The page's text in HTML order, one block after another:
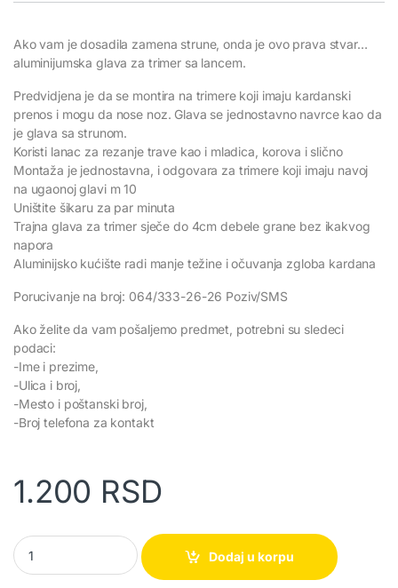
Ako vam je dosadila zamena strune, onda je ovo prava stvar…
aluminijumska glava za trimer sa lancem.
Predvidjena je da se montira na trimere koji imaju kardanski
prenos i mogu da nose noz. Glava se jednostavno navrce kao da
je glava sa strunom.
Koristi lanac za rezanje trave kao i mladica, korova i slično
Montaža je jednostavna, i odgovara za trimere koji imaju navoj
na ugaonoj glavi m 10
Uništite šikaru za par minuta
Trajna glava za trimer sječe do 4cm debele grane bez ikakvog
napora
Aluminijsko kućište radi manje težine i očuvanja zgloba kardana
Porucivanje na broj: 064/333-26-26 Poziv/SMS
Ako želite da vam pošaljemo predmet, potrebni su sledeci
podaci:
-Ime i prezime,
-Ulica i broj,
-Mesto i poštanski broj,
-Broj telefona za kontakt
1.200 RSD
Lančana glava za trimer quantity
Dodaj u korpu